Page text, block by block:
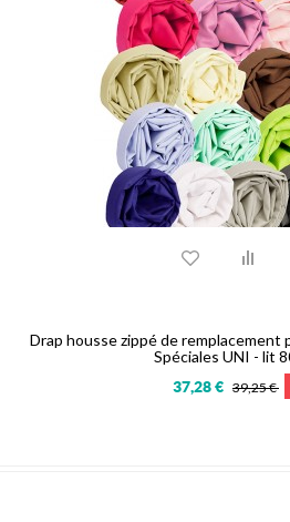
Drap housse zippé de remplacement
Spéciales UNI - lit
37,28 € 39,25 €